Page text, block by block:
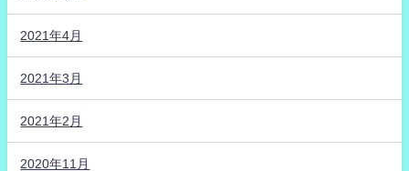
2021年4月
2021年3月
2021年2月
2020年11月